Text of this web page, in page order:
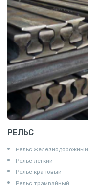
РЕЛЬС
Рельс железнодорожный
Рельс легкий
Рельс крановый
Рельс трамвайный